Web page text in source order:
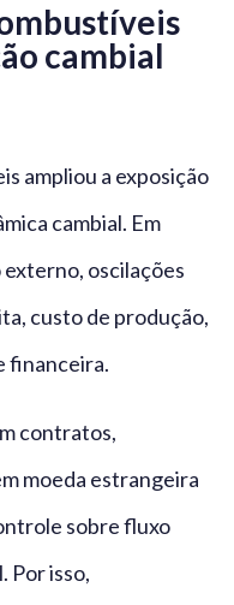
cambial
ampliou a exposição
cambial. Em
oscilações
custo de produção,
financeira.
contratos,
moeda estrangeira
sobre fluxo
Por isso,